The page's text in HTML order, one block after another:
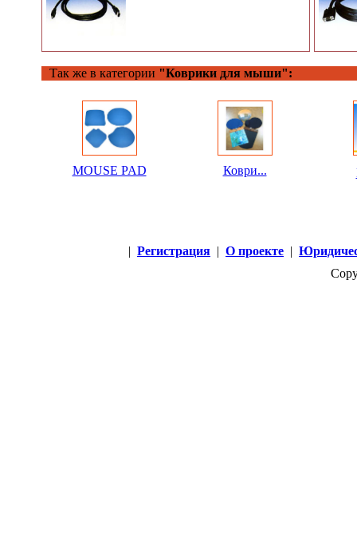
Так же в категории "Коврики для мыши":
MOUSE PAD Коври...
| Регистрация | О проекте |